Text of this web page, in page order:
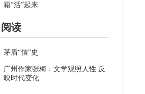
籍“活”起来
阅读
茅盾“信”史
广州作家张梅：文学观照人性 反
映时代变化